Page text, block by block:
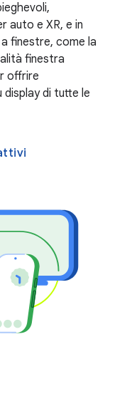
auto e XR, e in
finestre, come la
finestra
offrire
display di tutte le